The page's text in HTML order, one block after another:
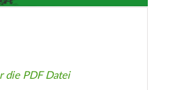
die PDF Datei